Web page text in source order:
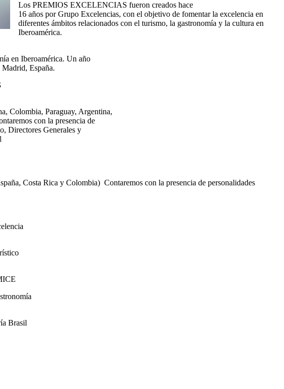
Los PREMIOS EXCELENCIAS fueron creados hace
16 años por Grupo Excelencias, con el objetivo de fomentar la excelencia en
diferentes ámbitos relacionados con el turismo, la gastronomía y la cultura en
Iberoamérica.
en Iberoamérica. Un año
España.
Colombia, Paraguay, Argentina,
con la presencia de
Directores Generales y
Costa Rica y Colombia) Contaremos con la presencia de personalidades
Brasil